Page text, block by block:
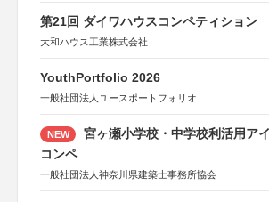
第21回 ダイワハウスコンペティション
大和ハウス工業株式会社
YouthPortfolio 2026
一般社団法人ユースポートフォリオ
NEW
宮ヶ瀬小学校・中学校利活用ア
コンペ
一般社団法人神奈川県建築士事務所協会